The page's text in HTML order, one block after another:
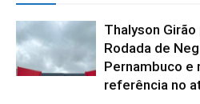
Thalyson
Rodada de
Pernambuco e
referência no